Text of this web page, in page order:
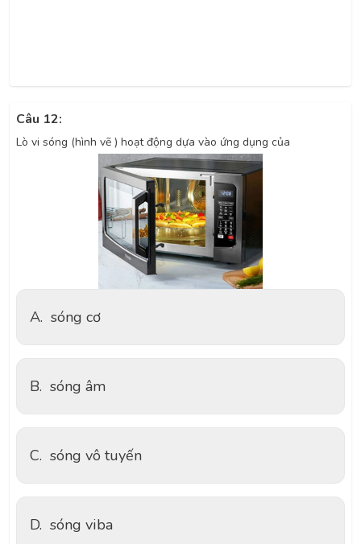
Câu 12:
Lò vi sóng (hình vẽ ) hoạt động dựa vào ứng dụng của
A. sóng cơ
B. sóng âm
C. sóng vô tuyến
D. sóng viba